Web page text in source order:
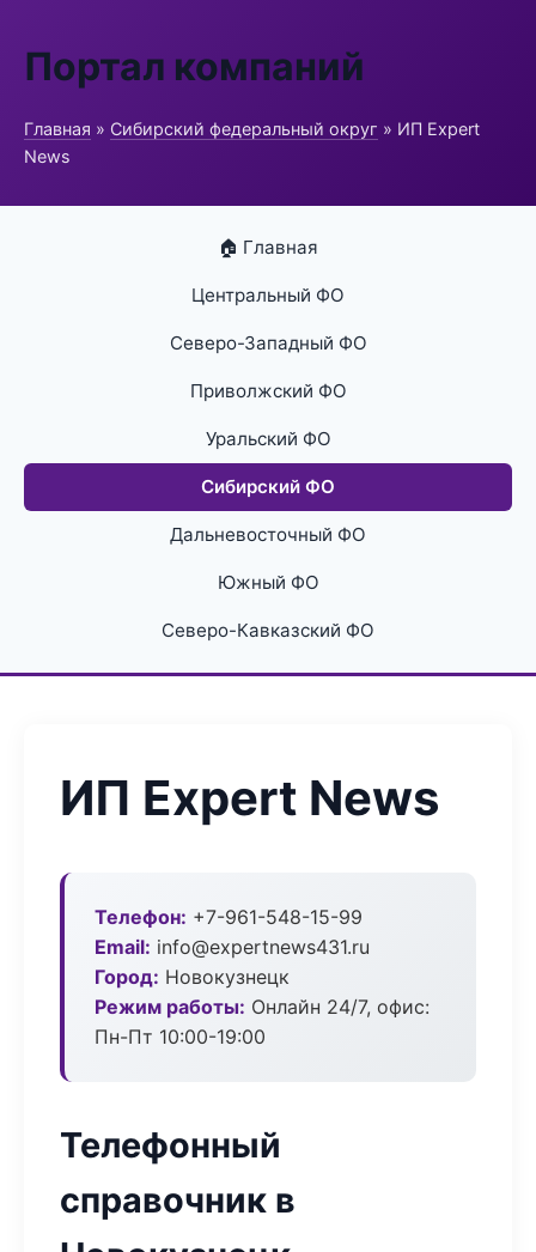
Портал компаний
Главная » Сибирский федеральный округ » ИП Expert
News
🏠 Главная
Центральный ФО
Северо-Западный ФО
Приволжский ФО
Уральский ФО
Сибирский ФО
Дальневосточный ФО
Южный ФО
Северо-Кавказский ФО
ИП Expert News
Телефон: +7-961-548-15-99
Email: info@expertnews431.ru
Город: Новокузнецк
Режим работы: Онлайн 24/7, офис:
Пн-Пт 10:00-19:00
Телефонный
справочник в